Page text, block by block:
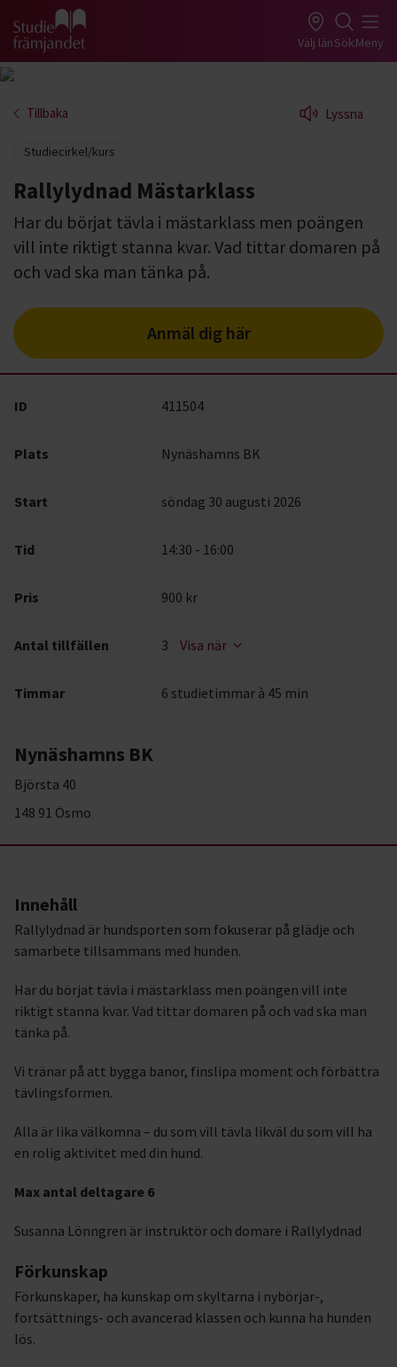
Gå till studiefrämjandets startsida Välj länSökMeny
Tillbaka Lyssna
Studiecirkel/kurs
Rallylydnad Mästarklass
Har du börjat tävla i mästarklass men poängen
vill inte riktigt stanna kvar. Vad tittar domaren på
och vad ska man tänka på.
Anmäl dig här
ID 411504
Plats Nynäshamns BK
Start söndag 30 augusti 2026
Tid 14:30 - 16:00
Pris 900 kr
Antal tillfällen 3 Visa när
Timmar 6 studietimmar à 45 min
Nynäshamns BK
Björsta 40
148 91 Ösmo
Innehåll
Rallylydnad är hundsporten som fokuserar på glädje och
samarbete tillsammans med hunden.
Har du börjat tävla i mästarklass men poängen vill inte
riktigt stanna kvar. Vad tittar domaren på och vad ska man
tänka på.
Vi tränar på att bygga banor, finslipa moment och förbättra
tävlingsformen.
Alla är lika välkomna – du som vill tävla likväl du som vill ha
en rolig aktivitet med din hund.
Max antal deltagare 6
Susanna Lönngren är instruktör och domare i Rallylydnad
Förkunskap
Förkunskaper, ha kunskap om skyltarna i nybörjar-,
fortsättnings- och avancerad klassen och kunna ha hunden
lös.